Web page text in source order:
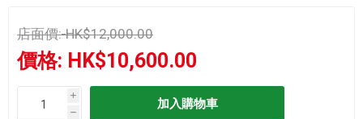
店面價: HK$12,000.00
價格: HK$10,600.00
i
h